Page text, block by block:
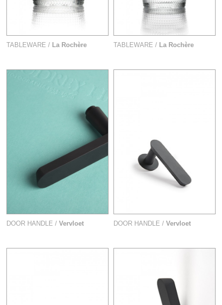
TABLEWARE / La Rochère TABLEWARE / La Rochère
DOOR HANDLE / Vervloet DOOR HANDLE / Vervloet